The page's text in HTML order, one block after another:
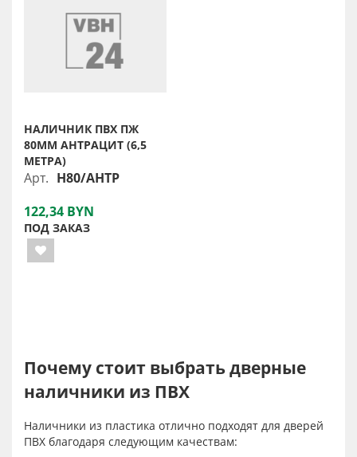
НАЛИЧНИК ПВХ ПЖ
80ММ АНТРАЦИТ (6,5
МЕТРА)
Арт. Н80/АНТР
122,34 BYN
ПОД ЗАКАЗ
Почему стоит выбрать дверные
наличники из ПВХ
Наличники из пластика отлично подходят для дверей
ПВХ благодаря следующим качествам: